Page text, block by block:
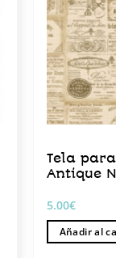
Tela
Antique
5.00€
Añadir al